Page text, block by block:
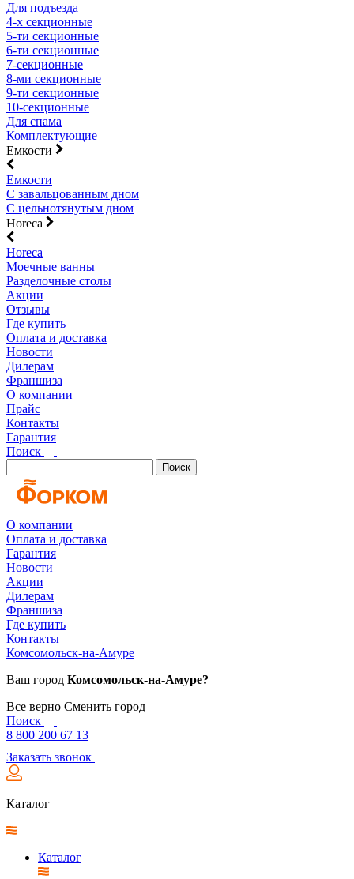
Для подъезда
4-х секционные
5-ти секционные
6-ти секционные
7-секционные
8-ми секционные
9-ти секционные
10-секционные
Для спама
Комплектующие
Емкости
Емкости
С завальцованным дном
С цельнотянутым дном
Horeca
Horeca
Моечные ванны
Разделочные столы
Акции
Отзывы
Где купить
Оплата и доставка
Новости
Дилерам
Франшиза
О компании
Прайс
Контакты
Гарантия
Поиск
Поиск
О компании
Оплата и доставка
Гарантия
Новости
Акции
Дилерам
Франшиза
Где купить
Контакты
Комсомольск-на-Амуре
Ваш город Комсомольск-на-Амуре?
Все верно Сменить город
Поиск
8 800 200 67 13
Заказать звонок
Каталог
Каталог